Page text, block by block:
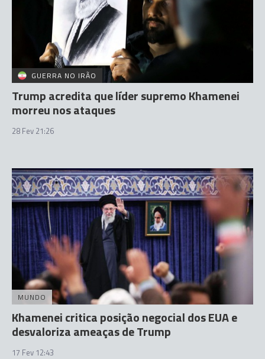
GUERRA NO IRÃO
Trump acredita que líder supremo Khamenei
morreu nos ataques
28 Fev 21:26
MUNDO
Khamenei critica posição negocial dos EUA e
desvaloriza ameaças de Trump
17 Fev 12:43